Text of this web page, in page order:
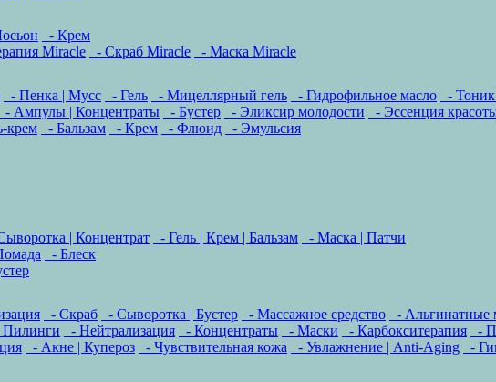
- Крем
Miracle - Скраб Miracle
- Маска Miracle
- Пенка | Мусс - Гель - Мицеллярный гель - Гидрофильное масло -
- Ампулы | Концентраты - Бустер - Эликсир молодости
- Эссенция
крем - Бальзам - Крем - Флюид
- Эмульсия
| Концентрат - Гель | Крем | Бальзам
- Маска | Патчи
- Блеск
- Скраб - Сыворотка | Бустер - Массажное средство - Альгинатные
Пилинги - Нейтрализация - Концентраты - Маски - Карбокситерапия
-
- Акне | Купероз - Чувствительная кожа - Увлажнение | Anti-Aging -